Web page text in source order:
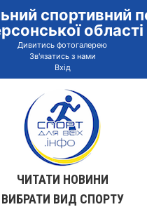
спортивний
області
Дивитись фотогалерею
Зв'язатись з нами
Вхід
ЧИТАТИ НОВИНИ
ВИБРАТИ ВИД СПОРТУ